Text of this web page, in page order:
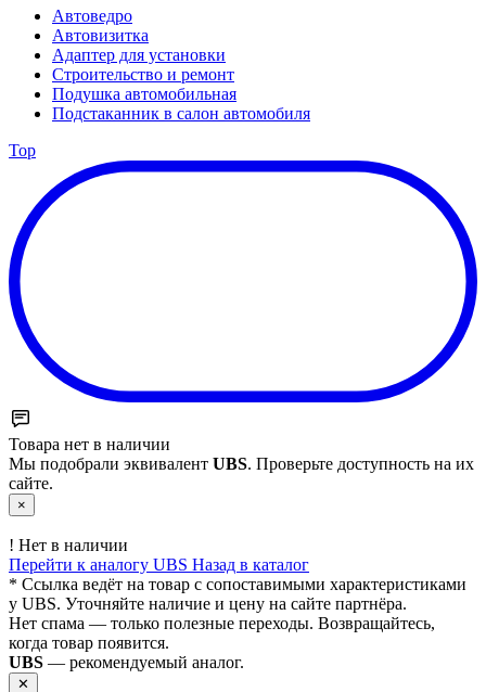
Автоведро
Автовизитка
Адаптер для установки
Строительство и ремонт
Подушка автомобильная
Подстаканник в салон автомобиля
Top
Товара нет в наличии
Мы подобрали эквивалент UBS. Проверьте доступность на их
сайте.
×
! Нет в наличии
Перейти к аналогу UBS Назад в каталог
* Ссылка ведёт на товар с сопоставимыми характеристиками
у UBS. Уточняйте наличие и цену на сайте партнёра.
Нет спама — только полезные переходы. Возвращайтесь,
когда товар появится.
UBS — рекомендуемый аналог.
✕